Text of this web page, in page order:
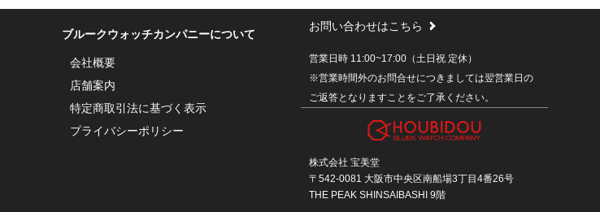
ブルークウォッチカンパニーについて
会社概要
店舗案内
特定商取引法に基づく表示
プライバシーポリシー
お問い合わせはこちら
営業日時 11:00~17:00（土日祝 定休）
※営業時間外のお問合せにつきましては翌営業日の
ご返答となりますことをご了承ください。
株式会社 宝美堂
〒542-0081 大阪市中央区南船場3丁目4番26号
THE PEAK SHINSAIBASHI 9階